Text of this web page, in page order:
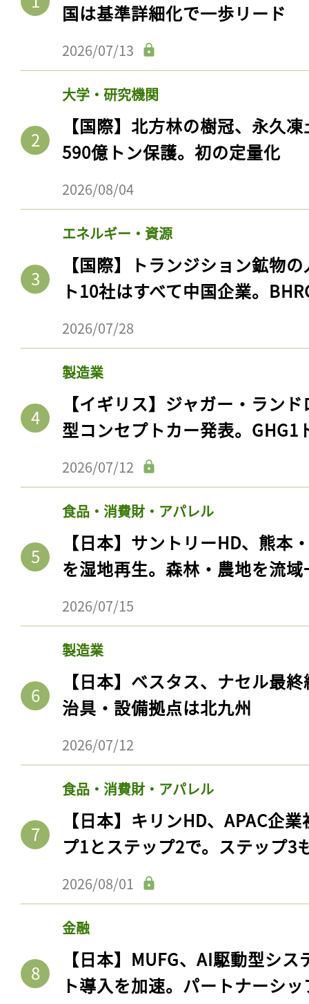
国は基準詳細化で一歩リード
2026/07/13
大学・研究機関
【国際】北方林の樹冠、永久
590億トン保護。初の定量化
2026/08/04
エネルギー・資源
【国際】トランジション鉱物
ト10社はすべて中国企業。
2026/07/28
製造業
【イギリス】ジャガー・ラン
型コンセプトカー発表。GHG1
2026/07/12
食品・消費財・アパレル
【日本】サントリーHD、熊本
を湿地再生。森林・農地を流
2026/07/15
製造業
【日本】ベスタス、ナセル最
治具・設備拠点は北九州
2026/07/12
食品・消費財・アパレル
【日本】キリンHD、APAC企
プ1とステップ2で。ステップ3
2026/08/01
金融
【日本】MUFG、AI駆動型シ
ト導入を加速。パートナーシ
記事をお気に入りに
ログインが必
ログイン
会員登録